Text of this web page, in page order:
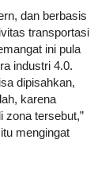
dan berbasis
transportasi
ini pula
industri 4.0.
dipisahkan,
karena
zona tersebut,”
mengingat